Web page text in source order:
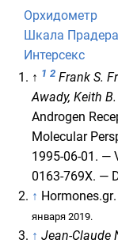
Орхидометр
Шкала Прадера
Интерсекс
↑ 1 2 Frank S.
Awady, Keith
Androgen
Molecular
1995-06-01. —
0163-769X. —
↑ Hormones.gr
января 2019.
↑ Jean-Claude